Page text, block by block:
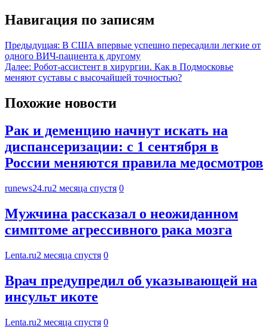
Навигация по записям
Предыдущая: В США впервые успешно пересадили легкие от
одного ВИЧ-пациента к другому
Далее: Робот-ассистент в хирургии. Как в Подмосковье
меняют суставы с высочайшей точностью?
Похожие новости
Рак и деменцию начнут искать на
диспансеризации: с 1 сентября в
России меняются правила медосмотров
runews24.ru2 месяца спустя 0
Мужчина рассказал о неожиданном
симптоме агрессивного рака мозга
Lenta.ru2 месяца спустя 0
Врач предупредил об указывающей на
инсульт икоте
Lenta.ru2 месяца спустя 0